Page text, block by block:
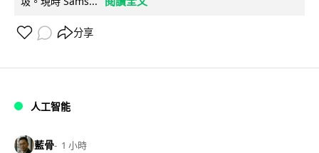
分享
人工智能
藍骨 1 小時